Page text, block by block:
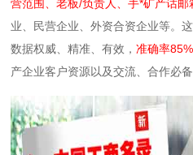
营范围、老板/负责人、手*矿产话
业、民营企业、外资合资企业等。
数据权威、精准、有效，准确率85%
产企业客户资源以及交流、合作必备